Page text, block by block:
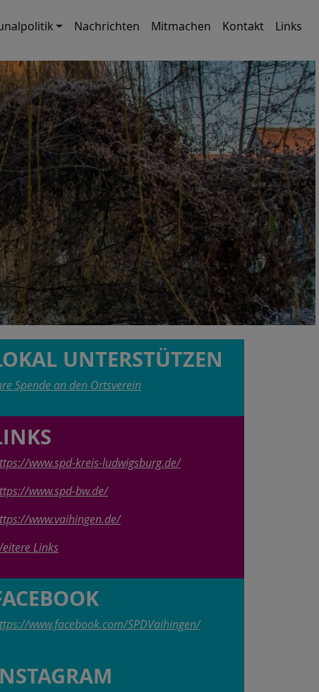
Nachrichten Mitmachen Kontakt Links
UNTERSTÜTZEN
Spende an den Ortsverein
www.spd-kreis-ludwigsburg.de/
www.spd-bw.de/
www.vaihingen.de/
Links
www.facebook.com/SPDVaihingen/